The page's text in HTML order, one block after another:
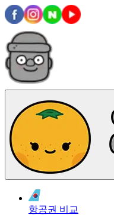
항공권 비교